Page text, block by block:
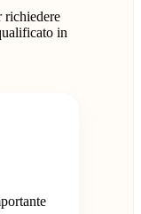
richiedere
in